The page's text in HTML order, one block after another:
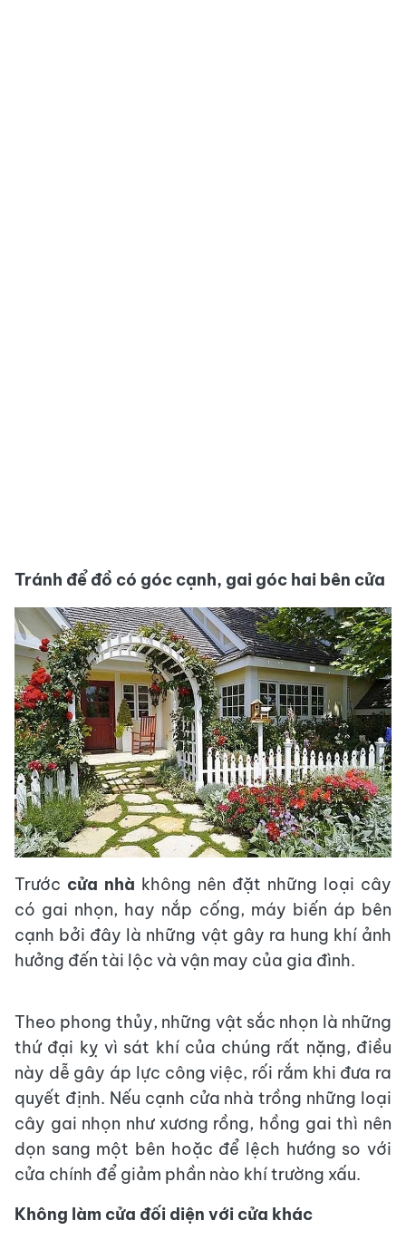
Tránh để đồ có góc cạnh, gai góc hai bên cửa
Trước cửa nhà không nên đặt những loại cây
có gai nhọn, hay nắp cống, máy biến áp bên
cạnh bởi đây là những vật gây ra hung khí ảnh
hưởng đến tài lộc và vận may của gia đình.
Theo phong thủy, những vật sắc nhọn là những
thứ đại kỵ vì sát khí của chúng rất nặng, điều
này dễ gây áp lực công việc, rối rắm khi đưa ra
quyết định. Nếu cạnh cửa nhà trồng những loại
cây gai nhọn như xương rồng, hồng gai thì nên
dọn sang một bên hoặc để lệch hướng so với
cửa chính để giảm phần nào khí trường xấu.
Không làm cửa đối diện với cửa khác